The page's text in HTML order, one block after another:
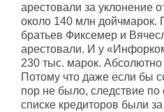
арестовали за уклонение
около 140 млн
братьев Фиксемер и
арестовали. И у
230 тыс. марок.
Потому что даже если бы
пор не было, следствие
списке кредиторов были